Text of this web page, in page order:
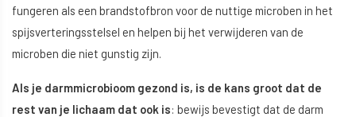
fungeren als een brandstofbron voor de nuttige microben in het
spijsverteringsstelsel en helpen bij het verwijderen van de
microben die niet gunstig zijn.
Als je darmmicrobioom gezond is, is de kans groot dat de
rest van je lichaam dat ook is: bewijs bevestigt dat de darm